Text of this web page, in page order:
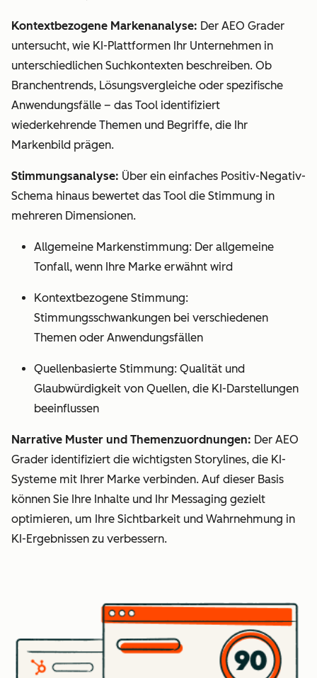
Kontextbezogene Markenanalyse: Der AEO Grader
untersucht, wie KI-Plattformen Ihr Unternehmen in
unterschiedlichen Suchkontexten beschreiben. Ob
Branchentrends, Lösungsvergleiche oder spezifische
Anwendungsfälle – das Tool identifiziert
wiederkehrende Themen und Begriffe, die Ihr
Markenbild prägen.
Stimmungsanalyse: Über ein einfaches Positiv-Negativ-
Schema hinaus bewertet das Tool die Stimmung in
mehreren Dimensionen.
Allgemeine Markenstimmung: Der allgemeine
Tonfall, wenn Ihre Marke erwähnt wird
Kontextbezogene Stimmung:
Stimmungsschwankungen bei verschiedenen
Themen oder Anwendungsfällen
Quellenbasierte Stimmung: Qualität und
Glaubwürdigkeit von Quellen, die KI-Darstellungen
beeinflussen
Narrative Muster und Themenzuordnungen: Der AEO
Grader identifiziert die wichtigsten Storylines, die KI-
Systeme mit Ihrer Marke verbinden. Auf dieser Basis
können Sie Ihre Inhalte und Ihr Messaging gezielt
optimieren, um Ihre Sichtbarkeit und Wahrnehmung in
KI-Ergebnissen zu verbessern.